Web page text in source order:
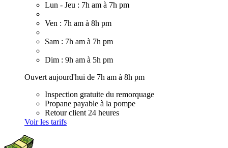
Lun - Jeu : 7h am à 7h pm
Ven : 7h am à 8h pm
Sam : 7h am à 7h pm
Dim : 9h am à 5h pm
Ouvert aujourd'hui de 7h am à 8h pm
Inspection gratuite du remorquage
Propane payable à la pompe
Retour client 24 heures
Voir les tarifs